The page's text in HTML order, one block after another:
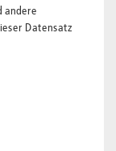
andere
Datensatz